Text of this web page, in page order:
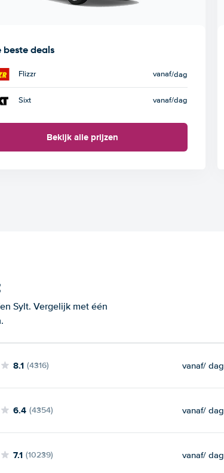
beste deals
Flizzr vanaf/dag
Sixt vanaf/dag
Bekijk alle prijzen
Sylt. Vergelijk met één
8.1 (4316) vanaf/ dag
6.4 (4354) vanaf/ dag
7.1 (10239) vanaf/ dag